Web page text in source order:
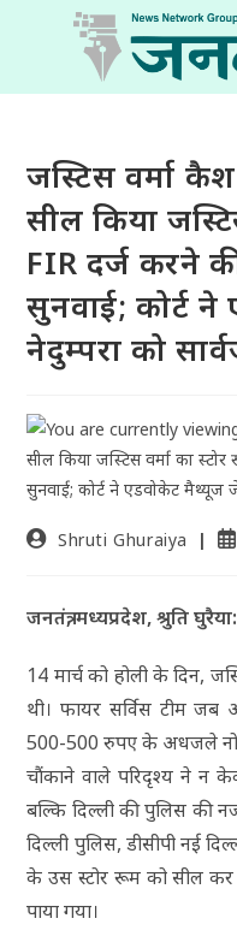
जस्टिस वर्मा
सील किया
FIR दर्ज करने
सुनवाई; कोर्ट
नेदुम्परा को
Shruti Ghuraiya
जनतंत्र, मध्यप्रदेश, श्रुति घुरैया:
14 मार्च को होली के दिन,
थी। फायर सर्विस टीम
500-500 रुपए के अधजले
चौंकाने वाले परिदृश्य ने न
बल्कि दिल्ली की पुलिस की
दिल्ली पुलिस, डीसीपी नई
के उस स्टोर रूम को सील कर
पाया गया।